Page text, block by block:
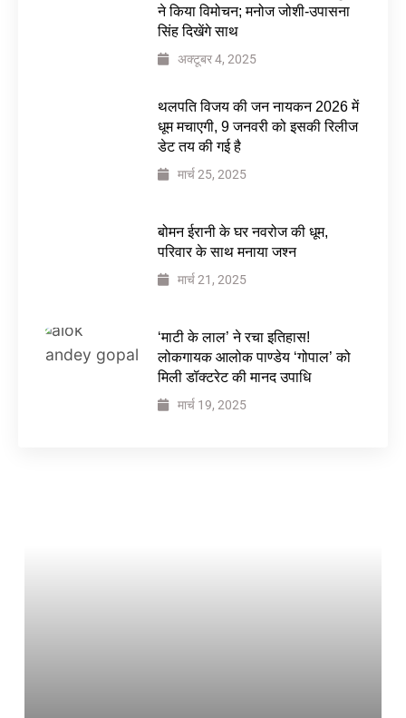
ने किया विमोचन; मनोज जोशी-उपासना
सिंह दिखेंगे साथ
अक्टूबर 4, 2025
थलपति विजय की जन नायकन 2026 में
धूम मचाएगी, 9 जनवरी को इसकी रिलीज
डेट तय की गई है
मार्च 25, 2025
बोमन ईरानी के घर नवरोज की धूम,
परिवार के साथ मनाया जश्न
मार्च 21, 2025
‘माटी के लाल’ ने रचा इतिहास!
लोकगायक आलोक पाण्डेय ‘गोपाल’ को
मिली डॉक्टरेट की मानद उपाधि
मार्च 19, 2025